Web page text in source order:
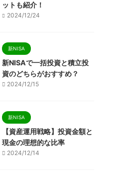
ットも紹介！
2024/12/24
新NISA
新NISAで一括投資と積立投
資のどちらがおすすめ？
2024/12/15
新NISA
【資産運用戦略】投資金額と
現金の理想的な比率
2024/12/14